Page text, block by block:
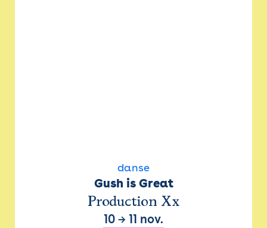
danse
Gush is Great
Production Xx
10 → 11 nov.